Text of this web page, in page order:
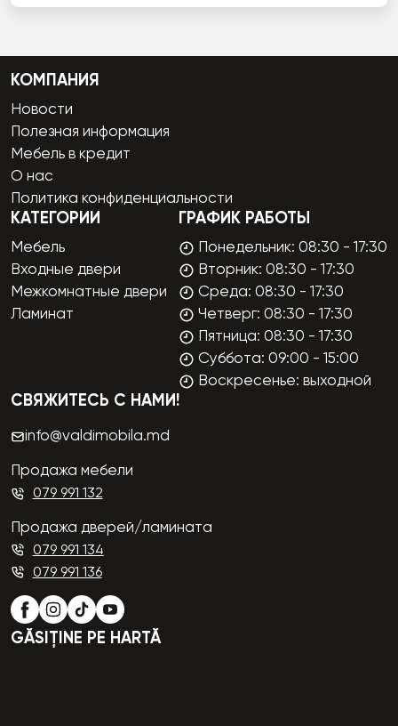
КОМПАНИЯ
Новости
Полезная информация
Мебель в кредит
О нас
Политика конфиденциальности
КАТЕГОРИИ
Мебель
Входные двери
Межкомнатные двери
Ламинат
ГРАФИК РАБОТЫ
Понедельник: 08:30 - 17:30
Вторник: 08:30 - 17:30
Среда: 08:30 - 17:30
Четверг: 08:30 - 17:30
Пятница: 08:30 - 17:30
Суббота: 09:00 - 15:00
Воскресенье: выходной
СВЯЖИТЕСЬ С НАМИ!
info@valdimobila.md
Продажа мебели
079 991 132
Продажа дверей/ламината
079 991 134
079 991 136
GĂSIȚINE PE HARTĂ